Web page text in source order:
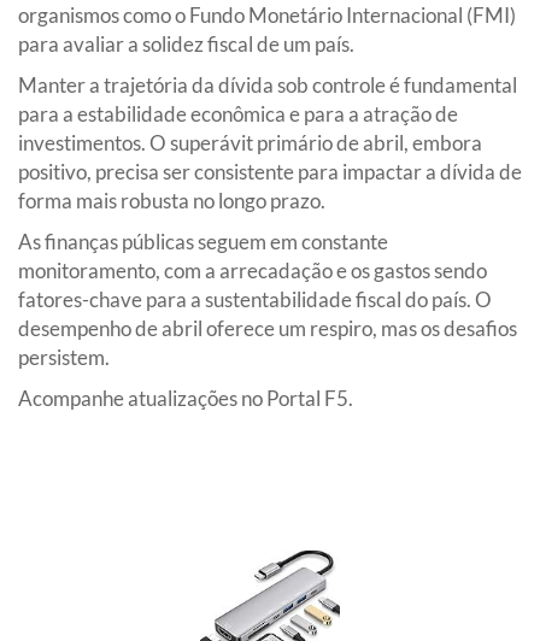
organismos como o Fundo Monetário Internacional (FMI)
para avaliar a solidez fiscal de um país.
Manter a trajetória da dívida sob controle é fundamental
para a estabilidade econômica e para a atração de
investimentos. O superávit primário de abril, embora
positivo, precisa ser consistente para impactar a dívida de
forma mais robusta no longo prazo.
As finanças públicas seguem em constante
monitoramento, com a arrecadação e os gastos sendo
fatores-chave para a sustentabilidade fiscal do país. O
desempenho de abril oferece um respiro, mas os desafios
persistem.
Acompanhe atualizações no Portal F5.